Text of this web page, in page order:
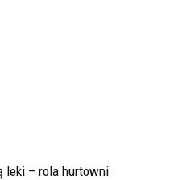
leki – rola hurtowni